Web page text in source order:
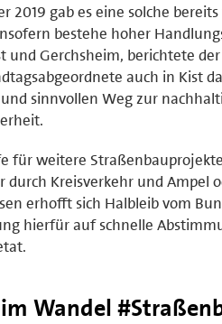
2019 gab es eine solche
bestehe hoher
und Gerchsheim, berichtete
auch in Kist
sinnvollen Weg zur
für weitere
durch Kreisverkehr und Ampel
erhofft sich Halbleib vom
hierfür auf schnelle
Wandel